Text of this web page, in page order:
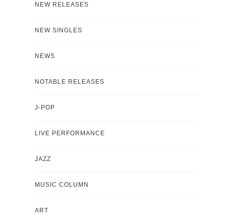
NEW RELEASES
NEW SINGLES
NEWS
NOTABLE RELEASES
J-POP
LIVE PERFORMANCE
JAZZ
MUSIC COLUMN
ART